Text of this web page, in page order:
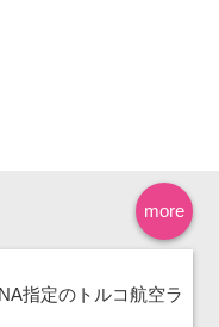
more
指定のトルコ航空ラ